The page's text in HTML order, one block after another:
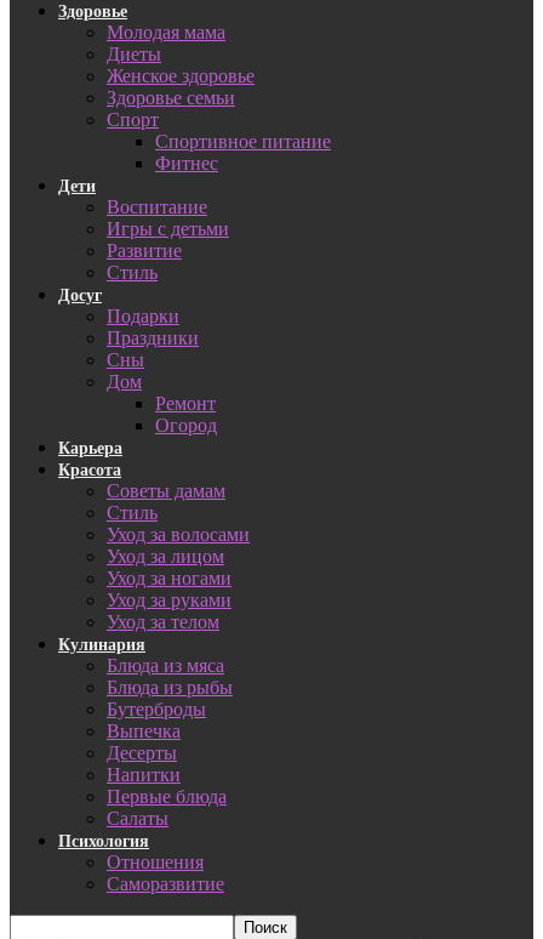
Здоровье
Молодая мама
Диеты
Женское здоровье
Здоровье семьи
Спорт
Спортивное питание
Фитнес
Дети
Воспитание
Игры с детьми
Развитие
Стиль
Досуг
Подарки
Праздники
Сны
Дом
Ремонт
Огород
Карьера
Красота
Советы дамам
Стиль
Уход за волосами
Уход за лицом
Уход за ногами
Уход за руками
Уход за телом
Кулинария
Блюда из мяса
Блюда из рыбы
Бутерброды
Выпечка
Десерты
Напитки
Первые блюда
Салаты
Психология
Отношения
Саморазвитие